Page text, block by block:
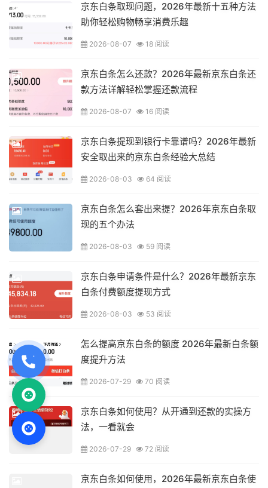
京东白条取现问题，2026年最新十五种方法
助你轻松购物畅享消费乐趣
2026-08-07 18 阅读
京东白条怎么还款？2026年最新京东白条还
款方法详解轻松掌握还款流程
2026-08-07 16 阅读
京东白条提现到银行卡靠谱吗？2026年最新
安全取出来的京东白条经验大总结
2026-08-03 64 阅读
京东白条怎么套出来提？2026年京东白条取
现的五个办法
2026-08-03 59 阅读
京东白条申请条件是什么？2026年最新京东
白条付费额度提现方式
2026-08-03 53 阅读
怎么提高京东白条的额度 2026年最新白条额
度提升方法
2026-07-29 70 阅读
京东白条如何使用？从开通到还款的实操方
法，一看就会
2026-07-29 72 阅读
京东白条如何使用，2026年最新京东白条使